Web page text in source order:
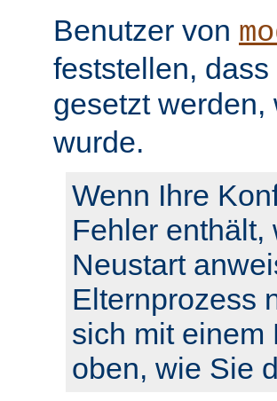
Benutzer von
feststellen,
gesetzt
wurde.
Wenn Ihre
Fehler enthält,
Neustart
Elternprozess
sich mit einem
oben, wie Sie